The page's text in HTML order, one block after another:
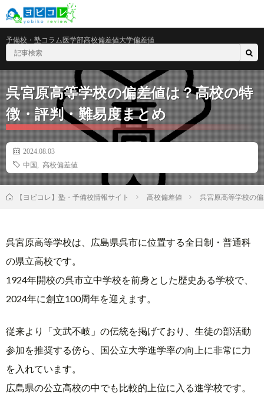
予備校・塾コラム医学部高校偏差値大学偏差値
呉宮原高等学校の偏差値は？高校の特
徴・評判・難易度まとめ
2024.08.03
中国
高校偏差値
【ヨビコレ】塾・予備校情報サイト 高校偏差値 呉宮原高等学校の
呉宮原高等学校は、広島県呉市に位置する全日制・普通科
の県立高校です。
1924年開校の呉市立中学校を前身とした歴史ある学校で、
2024年に創立100周年を迎えます。
従来より「文武不岐」の伝統を掲げており、生徒の部活動
参加を推奨する傍ら、国公立大学進学率の向上に非常に力
を入れています。
広島県の公立高校の中でも比較的上位に入る進学校です。